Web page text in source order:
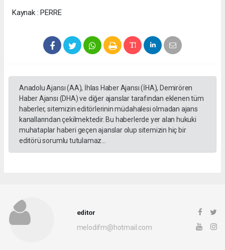
Kaynak : PERRE
Anadolu Ajansı (AA), İhlas Haber Ajansı (İHA), Demirören
Haber Ajansı (DHA) ve diğer ajanslar tarafından eklenen tüm
haberler, sitemizin editörlerinin müdahalesi olmadan ajans
kanallarından çekilmektedir. Bu haberlerde yer alan hukuki
muhataplar haberi geçen ajanslar olup sitemizin hiç bir
editörü sorumlu tutulamaz...
editor
melodifm@hotmail.com